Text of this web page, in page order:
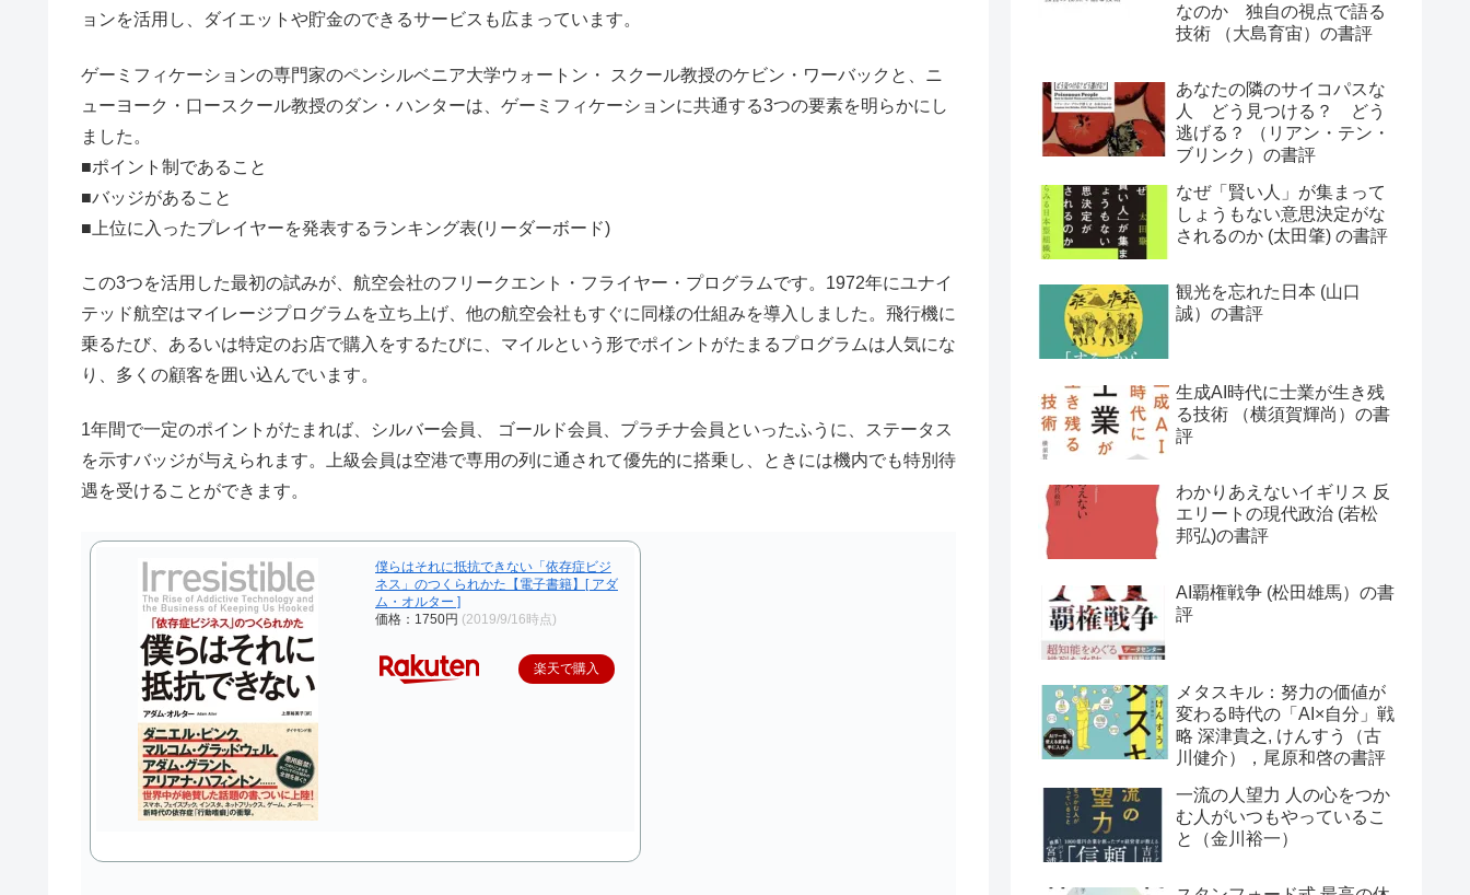
ョンを活用し、ダイエットや貯金のできるサービスも広まっています。
ゲーミフィケーションの専門家のペンシルベニア大学ウォートン・ スクール教授のケビン・ワーバックと、ニ
ューヨーク・口ースクール教授のダン・ハンターは、ゲーミフィケーションに共通する3つの要素を明らかにし
ました。
■ポイント制であること
■バッジがあること
■上位に入ったプレイヤーを発表するランキング表(リーダーボード)
この3つを活用した最初の試みが、航空会社のフリークエント・フライヤー・プログラムです。1972年にユナイ
テッド航空はマイレージプログラムを立ち上げ、他の航空会社もすぐに同様の仕組みを導入しました。飛行機に
乗るたび、あるいは特定のお店で購入をするたびに、マイルという形でポイントがたまるプログラムは人気にな
り、多くの顧客を囲い込んでいます。
1年間で一定のポイントがたまれば、シルバー会員、 ゴールド会員、プラチナ会員といったふうに、ステータス
を示すバッジが与えられます。上級会員は空港で専用の列に通されて優先的に搭乗し、ときには機内でも特別待
遇を受けることができます。
僕らはそれに抵抗できない「依存症ビジ
ネス」のつくられかた【電子書籍】[ アダ
ム・オルター ]
価格：1750円 (2019/9/16時点)
楽天で購入
なのか 独自の視点で語る
技術 （大島育宙）の書評
あなたの隣のサイコパスな
人 どう見つける？ どう
逃げる？ （リアン・テン・
ブリンク）の書評
なぜ「賢い人」が集まって
しょうもない意思決定がな
されるのか (太田肇) の書評
観光を忘れた日本 (山口
誠）の書評
生成AI時代に士業が生き残
る技術 （横須賀輝尚）の書
評
わかりあえないイギリス 反
エリートの現代政治 (若松
邦弘)の書評
AI覇権戦争 (松田雄馬）の書
評
メタスキル：努力の価値が
変わる時代の「AI×自分」戦
略 深津貴之, けんすう（古
川健介），尾原和啓の書評
一流の人望力 人の心をつか
む人がいつもやっているこ
と（金川裕一）